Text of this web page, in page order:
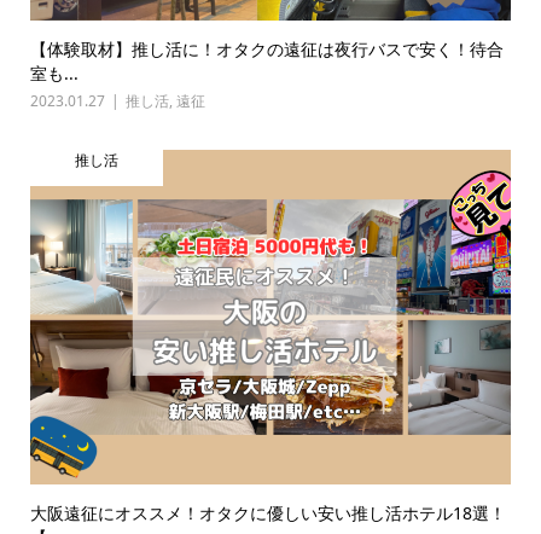
【体験取材】推し活に！オタクの遠征は夜行バスで安く！待合
室も...
2023.01.27 推し活, 遠征
推し活
大阪遠征にオススメ！オタクに優しい安い推し活ホテル18選！